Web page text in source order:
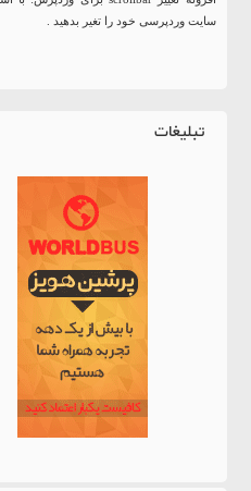
سایت وردپرسی خود را تغیر بدهید .
تبلیغات